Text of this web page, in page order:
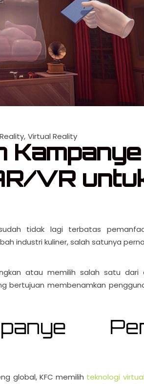
Virtual Reality
Kampanye
VR
tidak lagi terbatas
industri kuliner, salah satunya
atau memilih salah satu
bertujuan membenamkan
global, KFC memilih teknologi